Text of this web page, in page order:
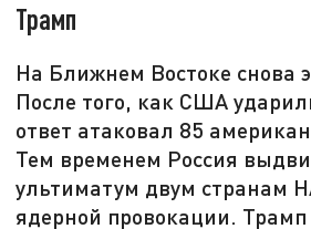
Трамп
На Ближнем Востоке снова
После того, как США
ответ атаковал 85
Тем временем Россия
ультиматум двум странам
ядерной провокации.